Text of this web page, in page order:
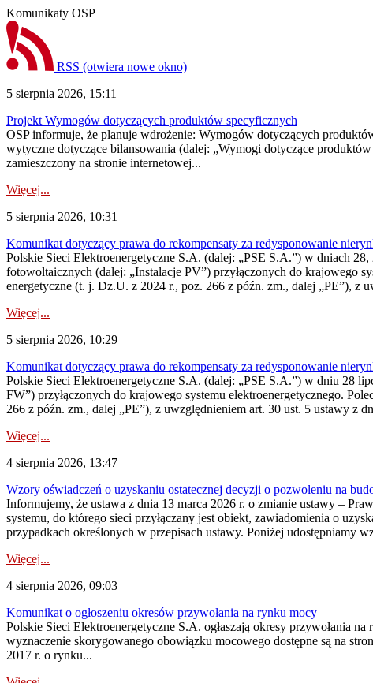
Komunikaty OSP
RSS (otwiera nowe okno)
5 sierpnia 2026, 15:11
Projekt Wymogów dotyczących produktów specyficznych
OSP informuje, że planuje wdrożenie: Wymogów dotyczących
wytyczne dotyczące bilansowania (dalej: „Wymogi dotyczące
zamieszczony na stronie internetowej...
Więcej...
5 sierpnia 2026, 10:31
Komunikat dotyczący prawa do rekompensaty za redysponowanie
Polskie Sieci Elektroenergetyczne S.A. (dalej: „PSE S.A.”) w dniach
fotowoltaicznych (dalej: „Instalacje PV”) przyłączonych do krajowego
energetyczne (t. j. Dz.U. z 2024 r., poz. 266 z późn. zm., dalej „PE”), z
Więcej...
5 sierpnia 2026, 10:29
Komunikat dotyczący prawa do rekompensaty za redysponowanie
Polskie Sieci Elektroenergetyczne S.A. (dalej: „PSE S.A.”) w dniu 28
FW”) przyłączonych do krajowego systemu elektroenergetycznego.
266 z późn. zm., dalej „PE”), z uwzględnieniem art. 30 ust. 5 ustawy z
Więcej...
4 sierpnia 2026, 13:47
Wzory oświadczeń o uzyskaniu ostatecznej decyzji o pozwoleniu na
Informujemy, że ustawa z dnia 13 marca 2026 r. o zmianie ustawy –
systemu, do którego sieci przyłączany jest obiekt, zawiadomienia o
przypadkach określonych w przepisach ustawy. Poniżej udostępniamy
Więcej...
4 sierpnia 2026, 09:03
Komunikat o ogłoszeniu okresów przywołania na rynku mocy
Polskie Sieci Elektroenergetyczne S.A. ogłaszają okresy przywołania
wyznaczenie skorygowanego obowiązku mocowego dostępne są na
2017 r. o rynku...